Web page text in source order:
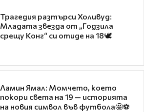
Трагедия разтърси Холивуд:
Младата звезда от „Годзила
срещу Конг“ си отиде на 18🕊️
Ламин Ямал: Момчето, което
покори света на 19 — историята
на новия символ във футбола🤩⚽